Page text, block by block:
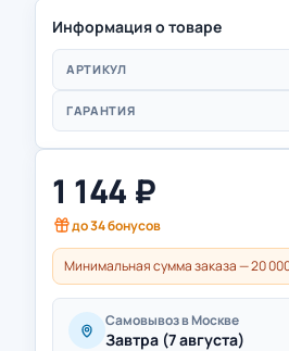
Информация о товаре
АРТИКУЛ
ГАРАНТИЯ
1 144 ₽
до34бонусов
Минимальная сумма заказа — 20
Самовывоз в Москве
Завтра (7 августа)